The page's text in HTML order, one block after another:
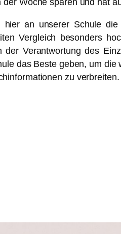
an unserer Schule
Vergleich besonders
der Verantwortung des
das Beste geben, um
zu verbreiten.